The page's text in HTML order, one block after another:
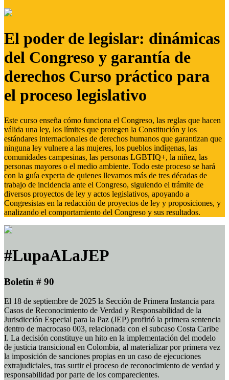
El poder de legislar: dinámicas
del Congreso y garantía de
derechos Curso práctico para
el proceso legislativo
Este curso enseña cómo funciona el Congreso, las reglas que hacen
válida una ley, los límites que protegen la Constitución y los
estándares internacionales de derechos humanos que garantizan que
ninguna ley vulnere a las mujeres, los pueblos indígenas, las
comunidades campesinas, las personas LGBTIQ+, la niñez, las
personas mayores o el medio ambiente. Todo este proceso se hará
con la guía experta de quienes llevamos más de tres décadas de
trabajo de incidencia ante el Congreso, siguiendo el trámite de
diversos proyectos de ley y actos legislativos, apoyando a
Congresistas en la redacción de proyectos de ley y proposiciones, y
analizando el comportamiento del Congreso y sus resultados.
#LupaALaJEP
Boletín # 90
El 18 de septiembre de 2025 la Sección de Primera Instancia para
Casos de Reconocimiento de Verdad y Responsabilidad de la
Jurisdicción Especial para la Paz (JEP) profirió la primera sentencia
dentro de macrocaso 003, relacionada con el subcaso Costa Caribe
I. La decisión constituye un hito en la implementación del modelo
de justicia transicional en Colombia, al materializar por primera vez
la imposición de sanciones propias en un caso de ejecuciones
extrajudiciales, tras surtir el proceso de reconocimiento de verdad y
responsabilidad por parte de los comparecientes.